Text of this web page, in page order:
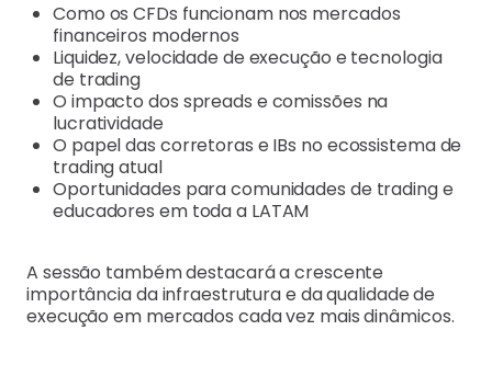
Como os CFDs funcionam nos mercados
financeiros modernos
Liquidez, velocidade de execução e tecnologia
de trading
O impacto dos spreads e comissões na
lucratividade
O papel das corretoras e IBs no ecossistema de
trading atual
Oportunidades para comunidades de trading e
educadores em toda a LATAM
A sessão também destacará a crescente
importância da infraestrutura e da qualidade de
execução em mercados cada vez mais dinâmicos.